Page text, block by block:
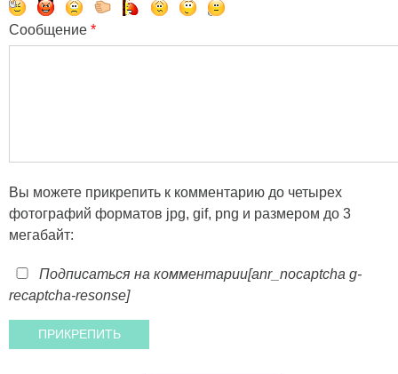
Сообщение *
Вы можете прикрепить к комментарию до четырех
фотографий форматов jpg, gif, png и размером до 3
мегабайт:
Подписаться на комментарии[anr_nocaptcha g-
recaptcha-resonse]